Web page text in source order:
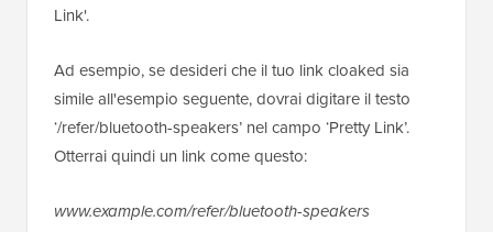
Link'.
Ad esempio, se desideri che il tuo link cloaked sia
simile all'esempio seguente, dovrai digitare il testo
‘/refer/bluetooth-speakers’ nel campo ‘Pretty Link’.
Otterrai quindi un link come questo:
www.example.com/refer/bluetooth-speakers